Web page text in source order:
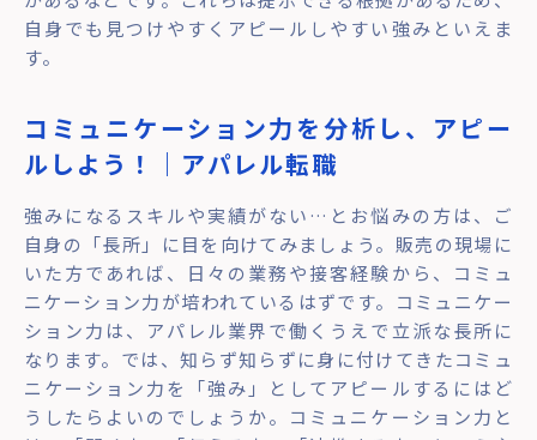
自身でも見つけやすくアピールしやすい強みといえま
す。
コミュニケーション力を分析し、アピー
ルしよう！｜アパレル転職
強みになるスキルや実績がない…とお悩みの方は、ご
自身の「長所」に目を向けてみましょう。販売の現場に
いた方であれば、日々の業務や接客経験から、コミュ
ニケーション力が培われているはずです。コミュニケー
ション力は、アパレル業界で働くうえで立派な長所に
なります。では、知らず知らずに身に付けてきたコミュ
ニケーション力を「強み」としてアピールするにはど
うしたらよいのでしょうか。コミュニケーション力と